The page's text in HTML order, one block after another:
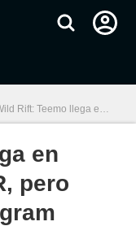
Rift: Teemo llega en forma de código QR, pero como filtro de Instagram
en
pero